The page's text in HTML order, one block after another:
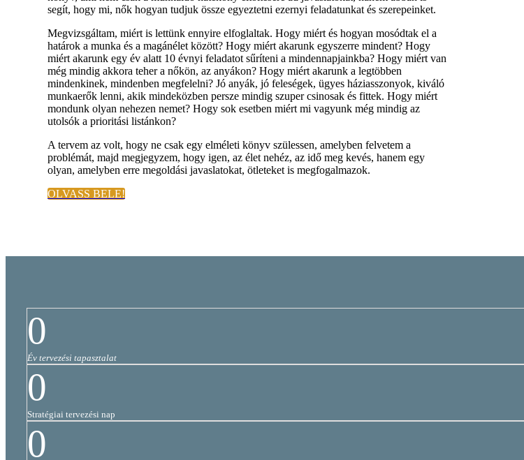
segít, hogy mi, nők hogyan tudjuk össze egyeztetni ezernyi feladatunkat és szerepeinket.
Megvizsgáltam, miért is lettünk ennyire elfoglaltak. Hogy miért és hogyan mosódtak el a
határok a munka és a magánélet között? Hogy miért akarunk egyszerre mindent? Hogy
miért akarunk egy év alatt 10 évnyi feladatot sűríteni a mindennapjainkba? Hogy miért van
még mindig akkora teher a nőkön, az anyákon? Hogy miért akarunk a legtöbben
mindenkinek, mindenben megfelelni? Jó anyák, jó feleségek, ügyes háziasszonyok, kiváló
munkaerők lenni, akik mindeközben persze mindig szuper csinosak és fittek. Hogy miért
mondunk olyan nehezen nemet? Hogy sok esetben miért mi vagyunk még mindig az
utolsók a prioritási listánkon?
A tervem az volt, hogy ne csak egy elméleti könyv szülessen, amelyben felvetem a
problémát, majd megjegyzem, hogy igen, az élet nehéz, az idő meg kevés, hanem egy
olyan, amelyben erre megoldási javaslatokat, ötleteket is megfogalmazok.
OLVASS BELE!
0
Év tervezési tapasztalat
0
Stratégiai tervezési nap
0